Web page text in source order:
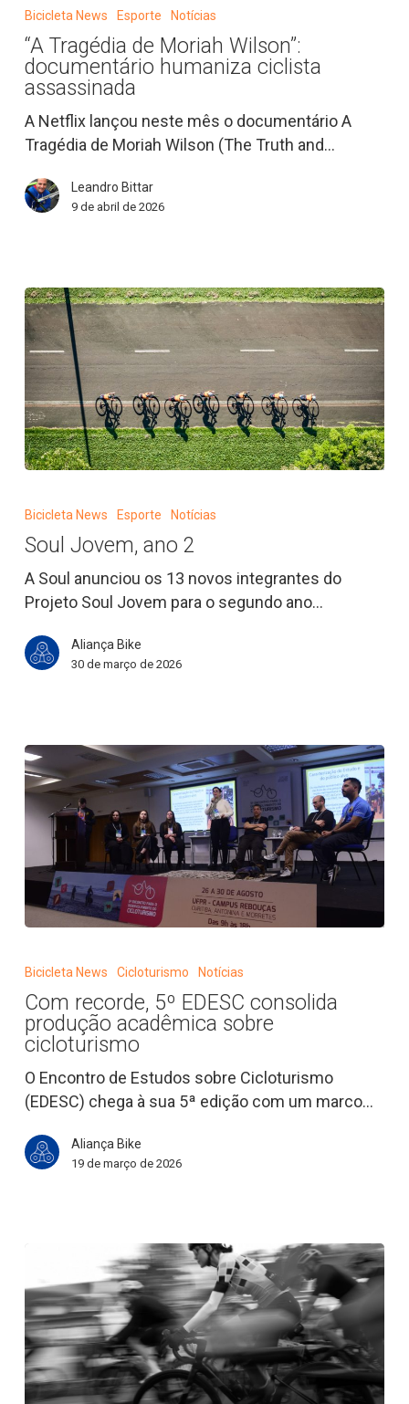
Tragédia
Moriah
Wilson”:
documentário
humaniza
ciclista
Bicicleta News Esporte Notícias
“A Tragédia de Moriah Wilson”:
documentário humaniza ciclista
assassinada
A Netflix lançou neste mês o documentário A
Tragédia de Moriah Wilson (The Truth and…
Leandro Bittar
9 de abril de 2026
2
Bicicleta News Esporte Notícias
Soul Jovem, ano 2
A Soul anunciou os 13 novos integrantes do
Projeto Soul Jovem para o segundo ano…
Aliança Bike
30 de março de 2026
consolida
produção
acadêmica
sobre
cicloturismo
Bicicleta News Cicloturismo Notícias
Com recorde, 5º EDESC consolida
produção acadêmica sobre
cicloturismo
O Encontro de Estudos sobre Cicloturismo
(EDESC) chega à sua 5ª edição com um marco…
Aliança Bike
19 de março de 2026